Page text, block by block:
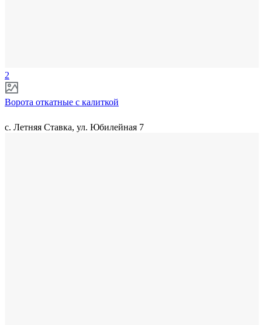
2
Ворота откатные с калиткой
с. Летняя Ставка, ул. Юбилейная 7